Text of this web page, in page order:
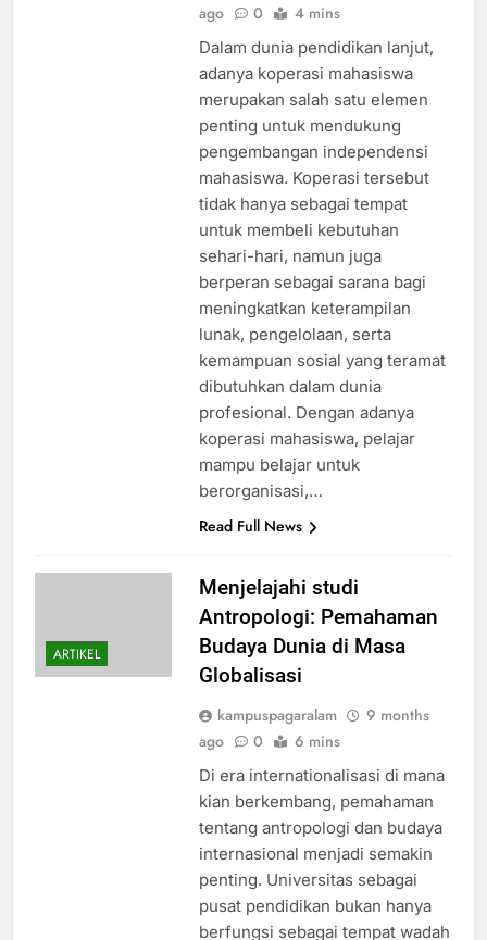
ago
0 4 mins
Dalam dunia pendidikan lanjut,
adanya koperasi mahasiswa
merupakan salah satu elemen
penting untuk mendukung
pengembangan independensi
mahasiswa. Koperasi tersebut
tidak hanya sebagai tempat
untuk membeli kebutuhan
sehari-hari, namun juga
berperan sebagai sarana bagi
meningkatkan keterampilan
lunak, pengelolaan, serta
kemampuan sosial yang teramat
dibutuhkan dalam dunia
profesional. Dengan adanya
koperasi mahasiswa, pelajar
mampu belajar untuk
berorganisasi,…
Read Full News
ARTIKEL
Menjelajahi studi
Antropologi: Pemahaman
Budaya Dunia di Masa
Globalisasi
kampuspagaralam
9 months
ago
0 6 mins
Di era internationalisasi di mana
kian berkembang, pemahaman
tentang antropologi dan budaya
internasional menjadi semakin
penting. Universitas sebagai
pusat pendidikan bukan hanya
berfungsi sebagai tempat wadah